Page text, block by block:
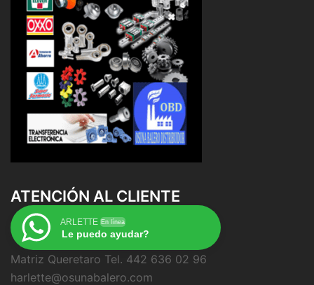
ATENCIÓN AL CLIENTE
ARLETTE En línea
Le puedo ayudar?
Matriz Queretaro Tel. 442 636 02 96
harlette@osunabalero.com